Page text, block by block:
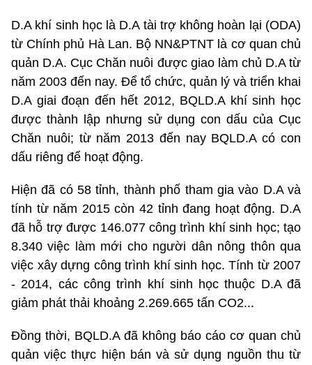
D.A khí sinh học là D.A tài trợ không hoàn lại (ODA)
từ Chính phủ Hà Lan. Bộ NN&PTNT là cơ quan chủ
quản D.A. Cục Chăn nuôi được giao làm chủ D.A từ
năm 2003 đến nay. Để tổ chức, quản lý và triển khai
D.A giai đoạn đến hết 2012, BQLD.A khí sinh học
được thành lập nhưng sử dụng con dấu của Cục
Chăn nuôi; từ năm 2013 đến nay BQLD.A có con
dấu riêng để hoạt động.
Hiện đã có 58 tỉnh, thành phố tham gia vào D.A và
tính từ năm 2015 còn 42 tỉnh đang hoạt động. D.A
đã hỗ trợ được 146.077 công trình khí sinh học; tạo
8.340 việc làm mới cho người dân nông thôn qua
việc xây dựng công trình khí sinh học. Tính từ 2007
- 2014, các công trình khí sinh học thuộc D.A đã
giảm phát thải khoảng 2.269.665 tấn CO2...
Đồng thời, BQLD.A đã không báo cáo cơ quan chủ
quản việc thực hiện bán và sử dụng nguồn thu từ